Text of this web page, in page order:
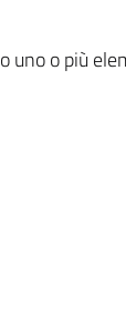
uno o più